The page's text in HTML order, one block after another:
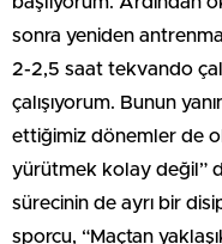
sonra yeniden
2-2,5 saat tekvando
çalışıyorum. Bunun
ettiğimiz dönemler de
yürütmek kolay değil”
sürecinin de ayrı bir
sporcu, “Maçtan